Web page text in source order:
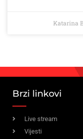
Katarina
Brzi linkovi
Live stream
Vijesti